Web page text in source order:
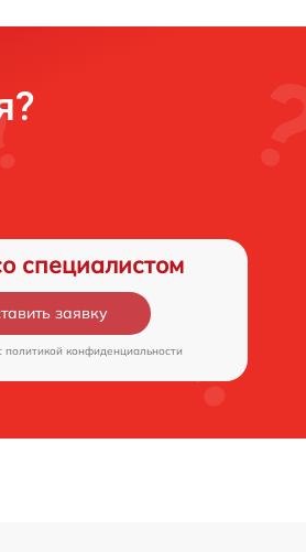
специалистом
заявку
политикой конфиденциальности